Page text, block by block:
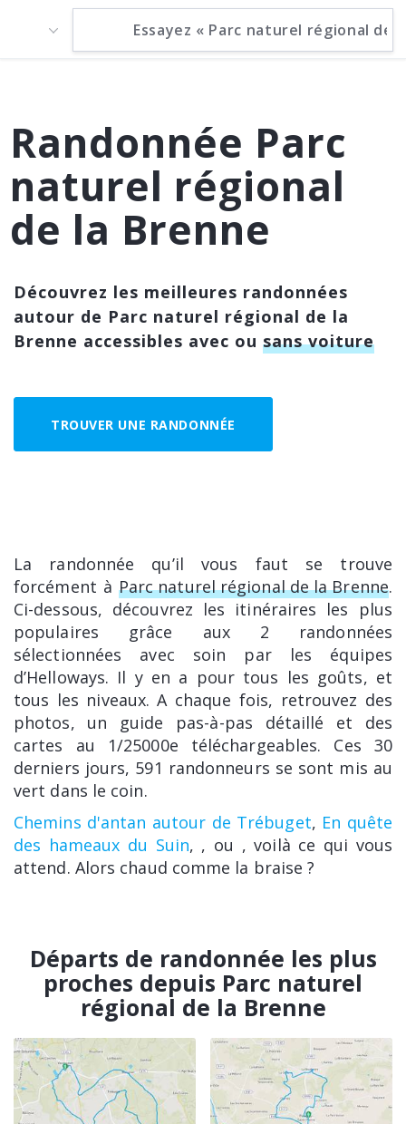
Randonnée Parc
naturel régional
de la Brenne
Découvrez les meilleures randonnées
autour de Parc naturel régional de la
Brenne accessibles avec ou sans voiture
TROUVER UNE RANDONNÉE
La randonnée qu’il vous faut se trouve
forcément à Parc naturel régional de la Brenne.
Ci-dessous, découvrez les itinéraires les plus
populaires grâce aux 2 randonnées
sélectionnées avec soin par les équipes
d’Helloways. Il y en a pour tous les goûts, et
tous les niveaux. A chaque fois, retrouvez des
photos, un guide pas-à-pas détaillé et des
cartes au 1/25000e téléchargeables. Ces 30
derniers jours, 591 randonneurs se sont mis au
vert dans le coin.
Chemins d'antan autour de Trébuget, En quête
des hameaux du Suin, , ou , voilà ce qui vous
attend. Alors chaud comme la braise ?
Départs de randonnée les plus
proches depuis Parc naturel
régional de la Brenne